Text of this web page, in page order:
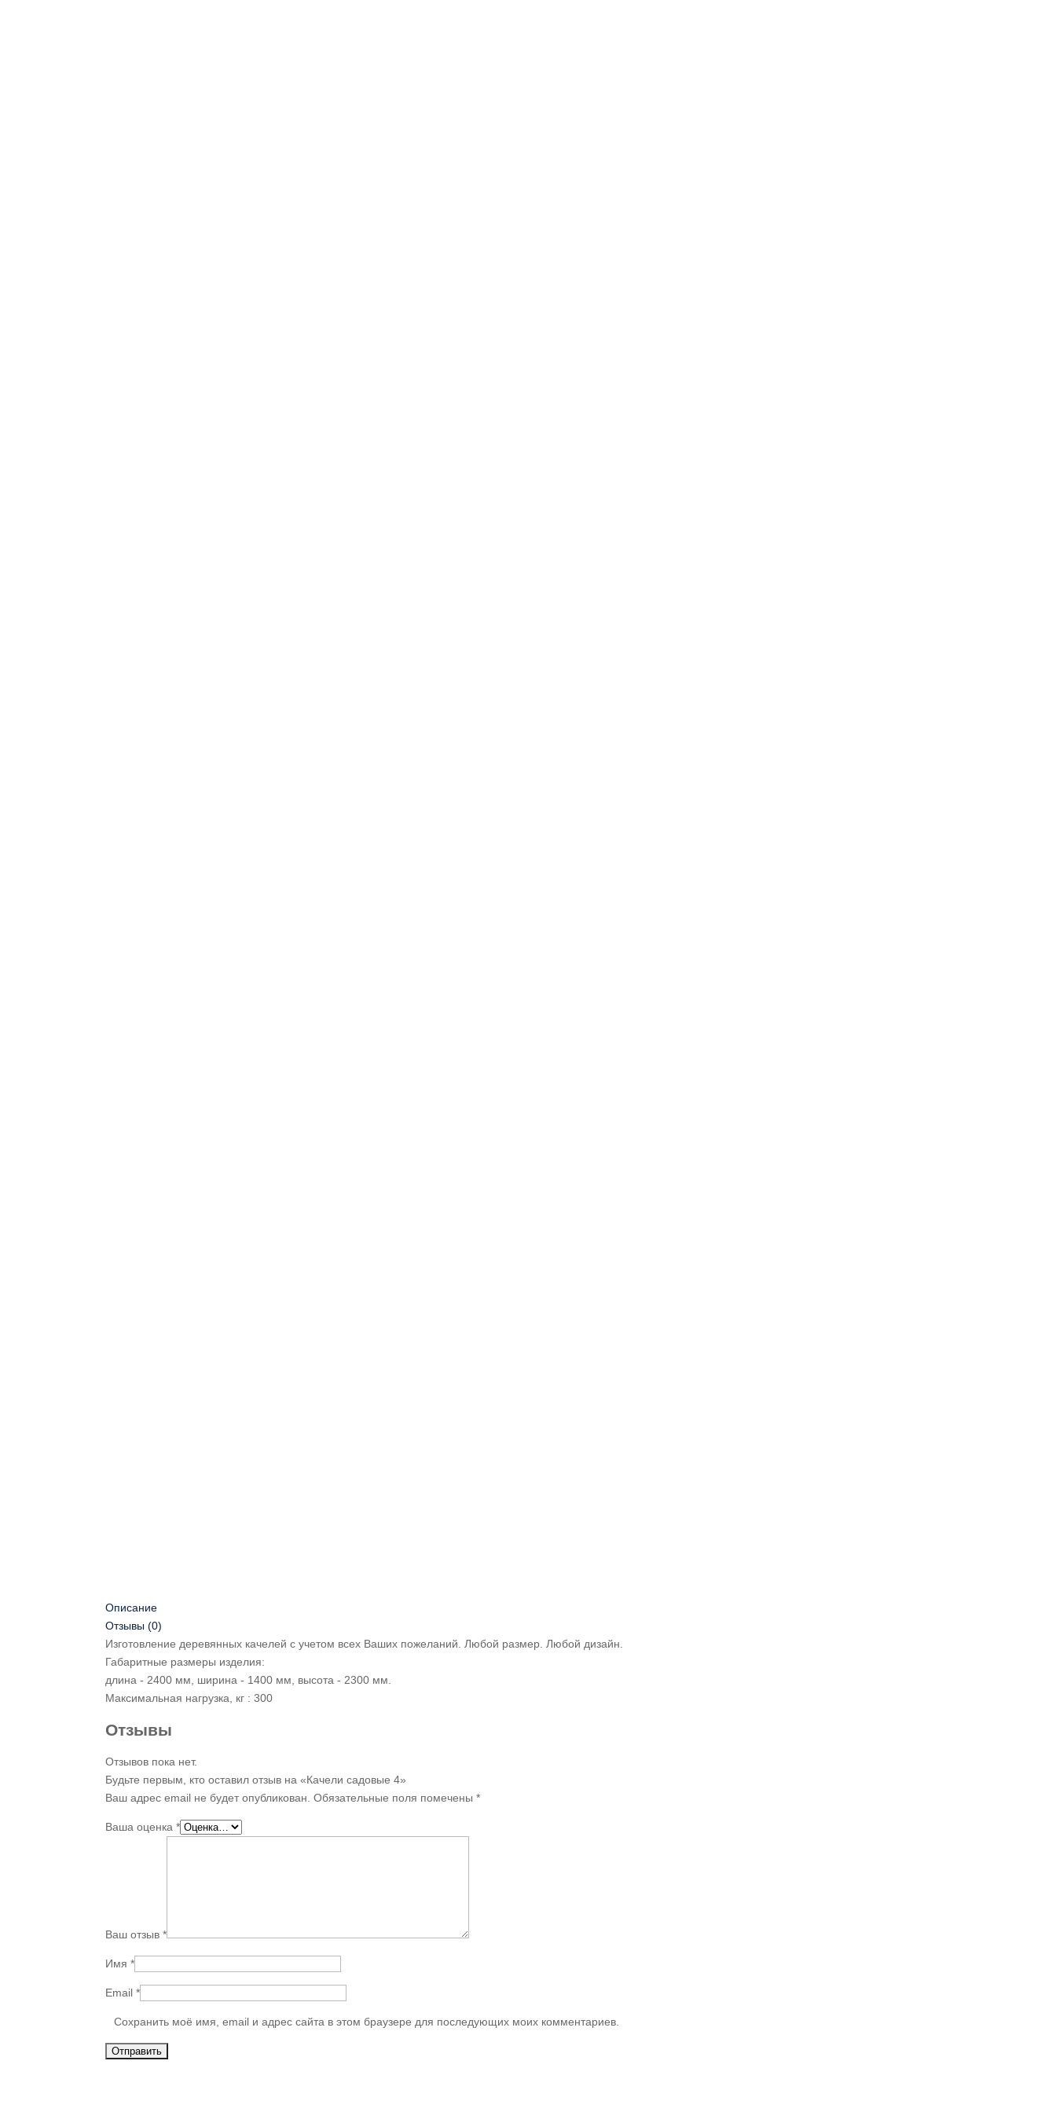
Описание
Отзывы (0)
Изготовление деревянных качелей с учетом всех Ваших пожеланий. Любой размер. Любой дизайн.
Габаритные размеры изделия:
длина - 2400 мм, ширина - 1400 мм, высота - 2300 мм.
Максимальная нагрузка, кг : 300
Отзывы
Отзывов пока нет.
Будьте первым, кто оставил отзыв на «Качели садовые 4»
Ваш адрес email не будет опубликован. Обязательные поля помечены*
Ваша оценка*
Ваш отзыв*
Имя*
Email*
Сохранить моё имя, email и адрес сайта в этом браузере для последующих моих комментариев.